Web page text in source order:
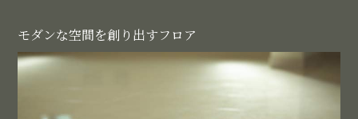
モダンな空間を創り出すフロア